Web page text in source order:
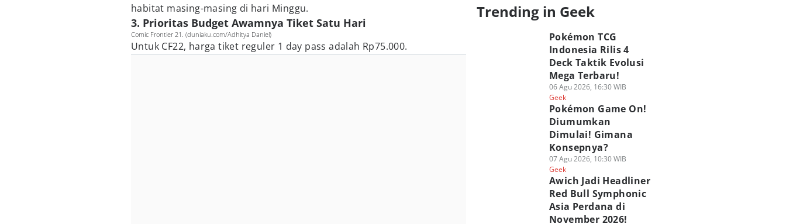
habitat masing-masing di hari Minggu.
3. Prioritas Budget Awamnya Tiket Satu Hari
Comic Frontier 21. (duniaku.com/Adhitya Daniel)
Untuk CF22, harga tiket reguler 1 day pass adalah Rp75.000.
Trending in Geek
Pokémon TCG
Indonesia Rilis 4
Deck Taktik Evolusi
Mega Terbaru!
06 Agu 2026, 16:30 WIB
Geek
Pokémon Game On!
Diumumkan
Dimulai! Gimana
Konsepnya?
07 Agu 2026, 10:30 WIB
Geek
Awich Jadi Headliner
Red Bull Symphonic
Asia Perdana di
November 2026!